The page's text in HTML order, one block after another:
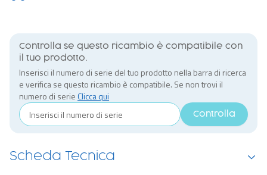
Controlla se questo ricambio è compatibile con
il tuo prodotto.
Inserisci il numero di serie del tuo prodotto nella barra di ricerca
e verifica se questo ricambio è compatibile. Se non trovi il
numero di serie Clicca qui
Controlla
Scheda Tecnica